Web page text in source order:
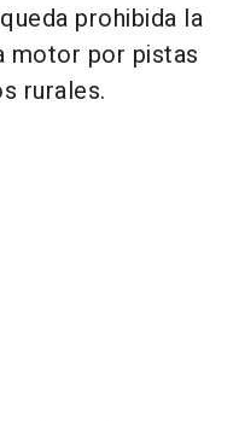
prohibida la
motor por pistas
rurales.